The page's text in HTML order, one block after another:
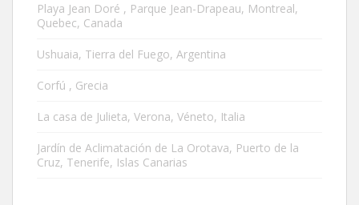
Playa Jean Doré , Parque Jean-Drapeau, Montreal,
Quebec, Canada
Ushuaia, Tierra del Fuego, Argentina
Corfú , Grecia
La casa de Julieta, Verona, Véneto, Italia
Jardín de Aclimatación de La Orotava, Puerto de la
Cruz, Tenerife, Islas Canarias